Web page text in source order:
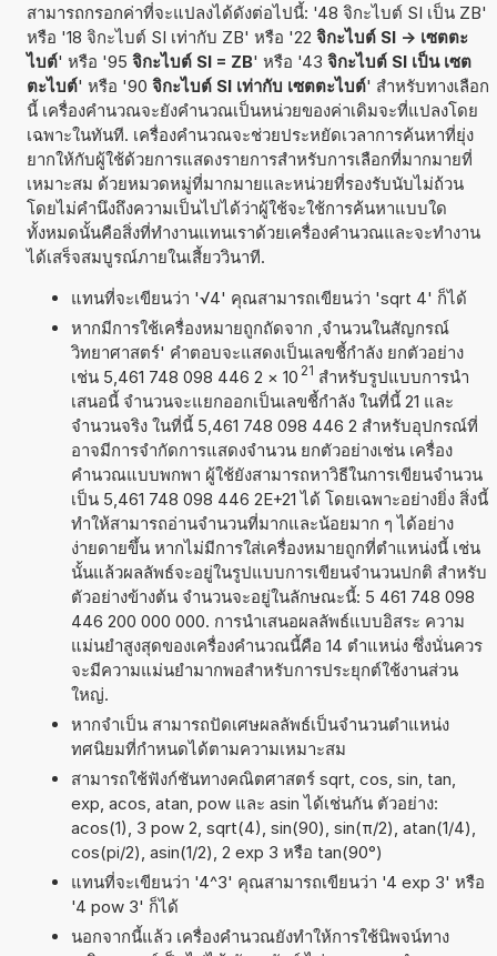
สามารถกรอกค่าที่จะแปลงได้ดังต่อไปนี้: '48 จิกะไบต์ SI เป็น ZB'
หรือ '18 จิกะไบต์ SI เท่ากับ ZB' หรือ '22 จิกะไบต์ SI -> เซตตะ
ไบต์' หรือ '95 จิกะไบต์ SI = ZB' หรือ '43 จิกะไบต์ SI เป็น เซต
ตะไบต์' หรือ '90 จิกะไบต์ SI เท่ากับ เซตตะไบต์' สำหรับทางเลือก
นี้ เครื่องคำนวณจะยังคำนวณเป็นหน่วยของค่าเดิมจะที่แปลงโดย
เฉพาะในทันที. เครื่องคำนวณจะช่วยประหยัดเวลาการค้นหาที่ยุ่ง
ยากให้กับผู้ใช้ด้วยการแสดงรายการสำหรับการเลือกที่มากมายที่
เหมาะสม ด้วยหมวดหมู่ที่มากมายและหน่วยที่รองรับนับไม่ถ้วน
โดยไม่คำนึงถึงความเป็นไปได้ว่าผู้ใช้จะใช้การค้นหาแบบใด
ทั้งหมดนั้นคือสิ่งที่ทำงานแทนเราด้วยเครื่องคำนวณและจะทำงาน
ได้เสร็จสมบูรณ์ภายในเสี้ยววินาที.
แทนที่จะเขียนว่า '√4' คุณสามารถเขียนว่า 'sqrt 4' ก็ได้
หากมีการใช้เครื่องหมายถูกถัดจาก ,จำนวนในสัญกรณ์
วิทยาศาสตร์' คำตอบจะแสดงเป็นเลขชี้กำลัง ยกตัวอย่าง
เช่น 5,461 748 098 446 2 × 10 21 สำหรับรูปแบบการนำ
เสนอนี้ จำนวนจะแยกออกเป็นเลขชี้กำลัง ในที่นี้ 21 และ
จำนวนจริง ในที่นี้ 5,461 748 098 446 2 สำหรับอุปกรณ์ที่
อาจมีการจำกัดการแสดงจำนวน ยกตัวอย่างเช่น เครื่อง
คำนวณแบบพกพา ผู้ใช้ยังสามารถหาวิธีในการเขียนจำนวน
เป็น 5,461 748 098 446 2E+21 ได้ โดยเฉพาะอย่างยิ่ง สิ่งนี้
ทำให้สามารถอ่านจำนวนที่มากและน้อยมาก ๆ ได้อย่าง
ง่ายดายขึ้น หากไม่มีการใส่เครื่องหมายถูกที่ตำแหน่งนี้ เช่น
นั้นแล้วผลลัพธ์จะอยู่ในรูปแบบการเขียนจำนวนปกติ สำหรับ
ตัวอย่างข้างต้น จำนวนจะอยู่ในลักษณะนี้: 5 461 748 098
446 200 000 000. การนำเสนอผลลัพธ์แบบอิสระ ความ
แม่นยำสูงสุดของเครื่องคำนวณนี้คือ 14 ตำแหน่ง ซึ่งนั่นควร
จะมีความแม่นยำมากพอสำหรับการประยุกต์ใช้งานส่วน
ใหญ่.
หากจำเป็น สามารถปัดเศษผลลัพธ์เป็นจำนวนตำแหน่ง
ทศนิยมที่กำหนดได้ตามความเหมาะสม
สามารถใช้ฟังก์ชันทางคณิตศาสตร์ sqrt, cos, sin, tan,
exp, acos, atan, pow และ asin ได้เช่นกัน ตัวอย่าง:
acos(1), 3 pow 2, sqrt(4), sin(90), sin(π/2), atan(1/4),
cos(pi/2), asin(1/2), 2 exp 3 หรือ tan(90°)
แทนที่จะเขียนว่า '4^3' คุณสามารถเขียนว่า '4 exp 3' หรือ
'4 pow 3' ก็ได้
นอกจากนี้แล้ว เครื่องคำนวณยังทำให้การใช้นิพจน์ทาง